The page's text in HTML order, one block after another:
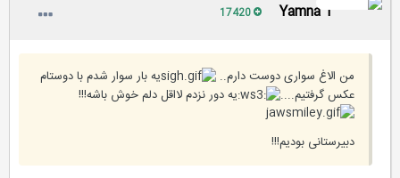
Yamna 1
من الاغ سواری دوست دارم..
یه بار سوار شدم با دوستام
عکس گرفتیم....
یه دور نزدم لااقل دلم خوش باشه!!!
دبیرستانی بودیم!!!